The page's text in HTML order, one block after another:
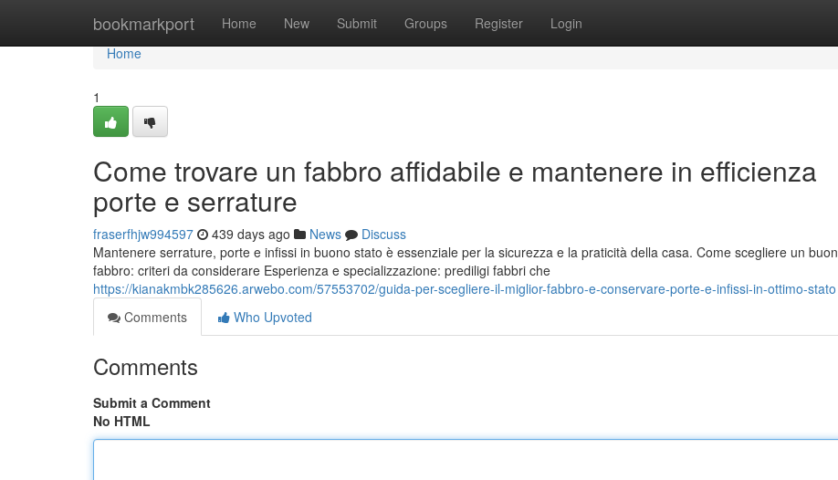
bookmarkport Home New Submit Groups Register Login
Home
Home
1
Come trovare un fabbro affidabile e mantenere in efficienza
porte e serrature
fraserfhjw994597 439 days ago News
Discuss
Mantenere serrature, porte e infissi in buono stato è essenziale per la sicurezza e la praticità della casa. Come scegliere un buon
fabbro: criteri da considerare Esperienza e specializzazione: prediligi fabbri che
https://kianakmbk285626.arwebo.com/57553702/guida-per-scegliere-il-miglior-fabbro-e-conservare-porte-e-infissi-in-ottimo-stato
Comments
Who Upvoted
Comments
Submit a Comment
No HTML